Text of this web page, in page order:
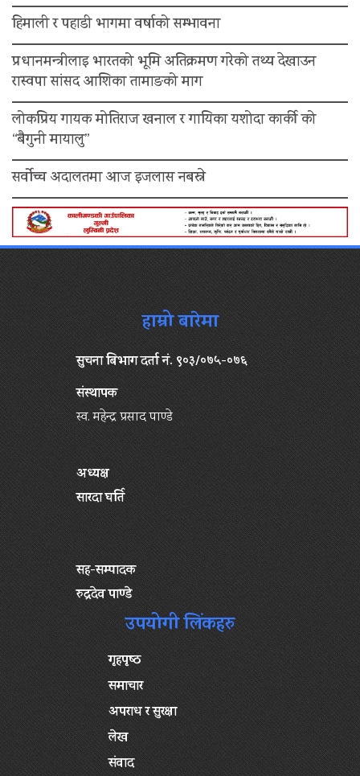
हिमाली र पहाडी भागमा वर्षाको सम्भावना
प्रधानमन्त्रीलाइ भारतको भूमि अतिक्रमण गरेको तथ्य देखाउन
रास्वपा सांसद आशिका तामाङको माग
लोकप्रिय गायक मोतिराज खनाल र गायिका यशोदा कार्की को
“बैगुनी मायालु”
सर्वोच्च अदालतमा आज इजलास नबस्ने
हाम्रो बारेमा
सुचना बिभाग दर्ता नं. ९०३/०७५-०७६
संस्थापक
स्व. महेन्द्र प्रसाद पाण्डे
अध्यक्ष
सारदा घर्ति
सह-सम्पादक
रुद्रदेव पाण्डे
उपयोगी लिंकहरु
गृहपृष्‍ठ
समाचार
अपराध र सुरक्षा
लेख
संवाद